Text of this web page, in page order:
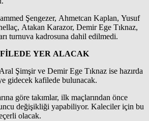
Şengezer, Ahmetcan Kaplan, Yusuf
Atakan Karazor, Demir Ege Tıknaz,
turnuva kadrosuna dahil edilmedi.
YER ALACAK
Şimşir ve Demir Ege Tıknaz ise hazırda
gidecek kafilede bulunacak.
göre takımlar, ilk maçlarından önce
değişikliği yapabiliyor. Kaleciler için bu
olacak.